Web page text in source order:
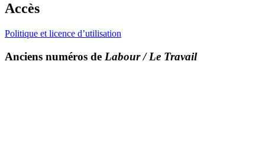
Accès
Politique et licence d’utilisation
Anciens numéros de Labour / Le Travail